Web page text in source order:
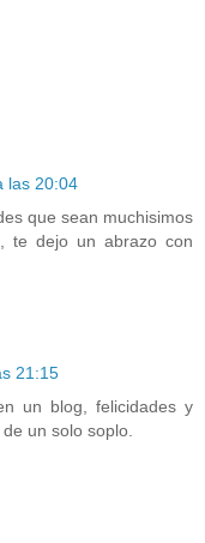
las 20:04
que sean muchisimos
te dejo un abrazo con
21:15
un blog, felicidades y
un solo soplo.